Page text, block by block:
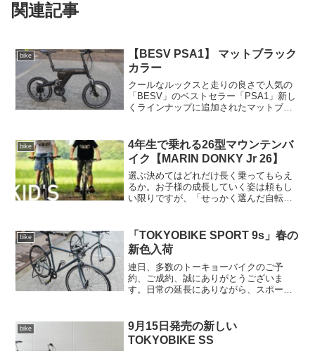
関連記事
bike
【BESV PSA1】 マットブラック
カラー
クールなルックスと走りの良さで人気の
「BESV」のベストセラー「PSA1」新し
くラインナップに追加されたマットブラ
前後サスペンション、ディスク...
bike
4年生で乗れる26型マウンテンバ
イク【MARIN DONKY Jr 26】
選ぶ決めてはどれだけ長く乗ってもらえ
るか。お子様の成長していく姿は頼もし
い限りですが、「せっかく選んだ自転車
たいですよね。この【MARIN DONKY
Jr】は身長13...
bike
「TOKYOBIKE SPORT 9s」春の
新色入荷
連日、多数のトーキョーバイクのご予
約、ご成約、誠にありがとうございま
す。日常の延長にありながら、スポーツ
自由が強いられているこんな時だからこ
そ、日常の移動を最高に...
bike
9月15日発売の新しい
TOKYOBIKE SS